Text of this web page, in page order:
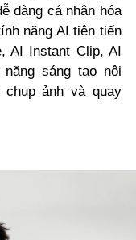
dàng cá nhân hóa
năng AI tiên tiến
AI Instant Clip, AI
sáng tạo nội
ảnh và quay